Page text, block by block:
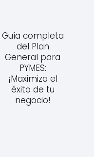
Guía completa
del Plan
General para
PYMES:
¡Maximiza el
éxito de tu
negocio!